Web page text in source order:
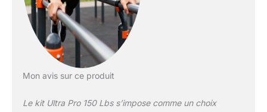
Mon avis sur ce produit
Le kit Ultra Pro 150 Lbs s’impose comme un choix